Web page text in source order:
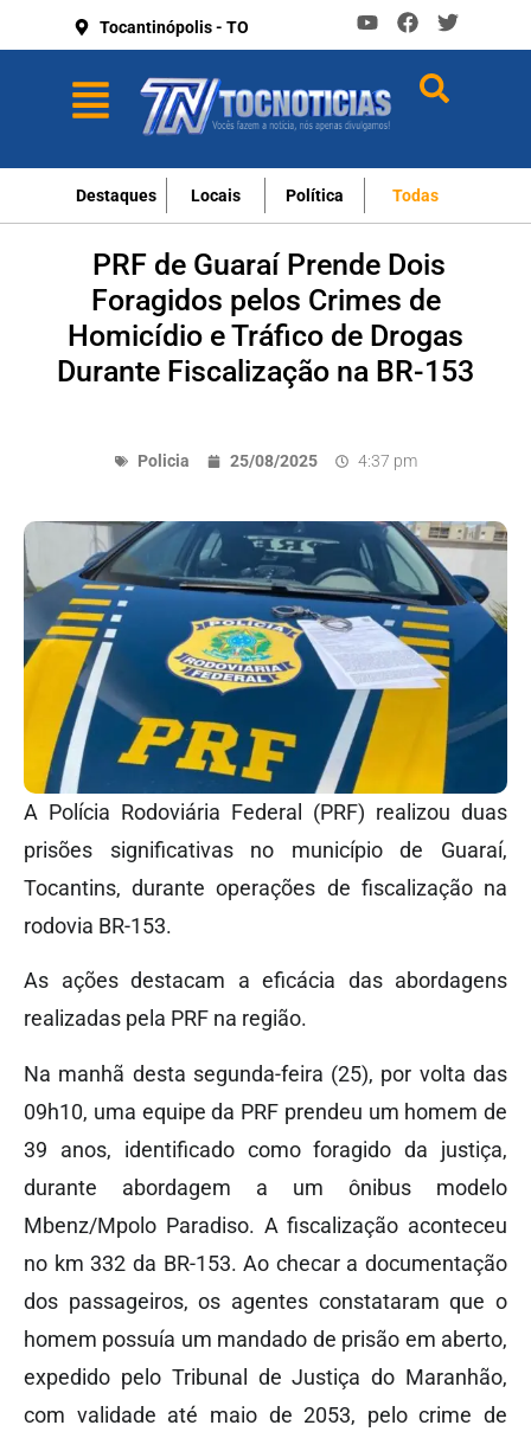
Tocantinópolis - TO
Destaques Locais Política Todas
PRF de Guaraí Prende Dois
Foragidos pelos Crimes de
Homicídio e Tráfico de Drogas
Durante Fiscalização na BR-153
Policia 25/08/2025 4:37 pm
A Polícia Rodoviária Federal (PRF) realizou duas
prisões significativas no município de Guaraí,
Tocantins, durante operações de fiscalização na
rodovia BR-153.
As ações destacam a eficácia das abordagens
realizadas pela PRF na região.
Na manhã desta segunda-feira (25), por volta das
09h10, uma equipe da PRF prendeu um homem de
39 anos, identificado como foragido da justiça,
durante abordagem a um ônibus modelo
Mbenz/Mpolo Paradiso. A fiscalização aconteceu
no km 332 da BR-153. Ao checar a documentação
dos passageiros, os agentes constataram que o
homem possuía um mandado de prisão em aberto,
expedido pelo Tribunal de Justiça do Maranhão,
com validade até maio de 2053, pelo crime de